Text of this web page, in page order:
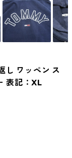
し ワッペン ス
表記：XL